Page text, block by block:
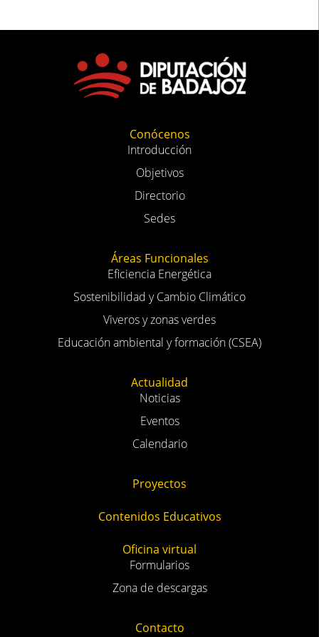
Conócenos
Introducción
Objetivos
Directorio
Sedes
Áreas Funcionales
Eficiencia Energética
Sostenibilidad y Cambio Climático
Viveros y zonas verdes
Educación ambiental y formación (CSEA)
Actualidad
Noticias
Eventos
Calendario
Proyectos
Contenidos Educativos
Oficina virtual
Formularios
Zona de descargas
Contacto